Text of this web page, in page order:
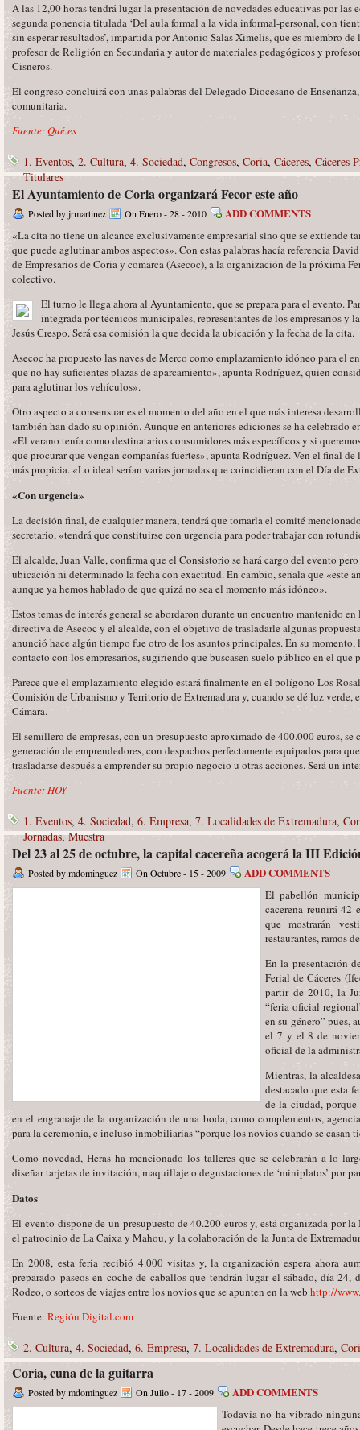
A las 12,00 horas tendrá lugar la presentación de novedades educativas por las
segunda ponencia titulada ‘Del aula formal a la vida informal-personal, con
sin esperar resultados’, impartida por Antonio Salas Ximelis, que es miembro
profesor de Religión en Secundaria y autor de materiales pedagógicos y
Cisneros.
El congreso concluirá con unas palabras del Delegado Diocesano de
comunitaria.
Fuente: Qué.es
1. Eventos, 2. Cultura, 4. Sociedad, Congresos, Coria, Cáceres, Cáceres
Titulares
El Ayuntamiento de Coria organizará Fecor este año
Posted by jrmartinez On Enero - 28 - 2010 ADD COMMENTS
«La cita no tiene un alcance exclusivamente empresarial sino que se extiende
que puede aglutinar ambos aspectos». Con estas palabras hacía referencia
de Empresarios de Coria y comarca (Asecoc), a la organización de la próxima
colectivo.
El turno le llega ahora al Ayuntamiento, que se prepara para el evento.
integrada por técnicos municipales, representantes de los empresarios y
Jesús Crespo. Será esa comisión la que decida la ubicación y la fecha de la cita.
Asecoc ha propuesto las naves de Merco como emplazamiento idóneo para el
que no hay suficientes plazas de aparcamiento», apunta Rodríguez, quien
para aglutinar los vehículos».
Otro aspecto a consensuar es el momento del año en el que más interesa
también han dado su opinión. Aunque en anteriores ediciones se ha celebrado
«El verano tenía como destinatarios consumidores más específicos y si
que procurar que vengan compañías fuertes», apunta Rodríguez. Ven el final
más propicia. «Lo ideal serían varias jornadas que coincidieran con el Día de
«Con urgencia»
La decisión final, de cualquier manera, tendrá que tomarla el comité
secretario, «tendrá que constituirse con urgencia para poder trabajar con
El alcalde, Juan Valle, confirma que el Consistorio se hará cargo del evento
ubicación ni determinado la fecha con exactitud. En cambio, señala que «este
aunque ya hemos hablado de que quizá no sea el momento más idóneo».
Estos temas de interés general se abordaron durante un encuentro mantenido
directiva de Asecoc y el alcalde, con el objetivo de trasladarle algunas
anunció hace algún tiempo fue otro de los asuntos principales. En su momento,
contacto con los empresarios, sugiriendo que buscasen suelo público en el
Parece que el emplazamiento elegido estará finalmente en el polígono Los
Comisión de Urbanismo y Territorio de Extremadura y, cuando se dé luz verde,
Cámara.
El semillero de empresas, con un presupuesto aproximado de 400.000 euros,
generación de emprendedores, con despachos perfectamente equipados para
trasladarse después a emprender su propio negocio u otras acciones. Será un
Fuente: HOY
1. Eventos, 4. Sociedad, 6. Empresa, 7. Localidades de Extremadura,
Jornadas,Muestra
Del 23 al 25 de octubre, la capital cacereña acogerá la III
Posted by mdominguez On Octubre - 15 - 2009 ADD COMMENTS
El pabellón
cacereña reunirá 42
que mostrarán
restaurantes, ramos
En la presentación
Ferial de Cáceres
partir de 2010, la
“feria oficial
en su género” pues,
el 7 y el 8 de
oficial de la
Mientras, la
destacado que esta
de la ciudad, porque
en el engranaje de la organización de una boda, como complementos,
para la ceremonia, e incluso inmobiliarias “porque los novios cuando se casan
Como novedad, Heras ha mencionado los talleres que se celebrarán a lo
diseñar tarjetas de invitación, maquillaje o degustaciones de ‘miniplatos’ por
Datos
El evento dispone de un presupuesto de 40.200 euros y, está organizada por
el patrocinio de La Caixa y Mahou, y la colaboración de la Junta de
En 2008, esta feria recibió 4.000 visitas y, la organización espera ahora
preparado paseos en coche de caballos que tendrán lugar el sábado, día 24,
Rodeo, o sorteos de viajes entre los novios que se apunten en la web http://
Fuente: Región Digital.com
2. Cultura, 4. Sociedad, 6. Empresa, 7. Localidades de Extremadura,
Coria, cuna de la guitarra
Posted by mdominguez On Julio - 17 - 2009 ADD COMMENTS
Todavía no ha vibrado